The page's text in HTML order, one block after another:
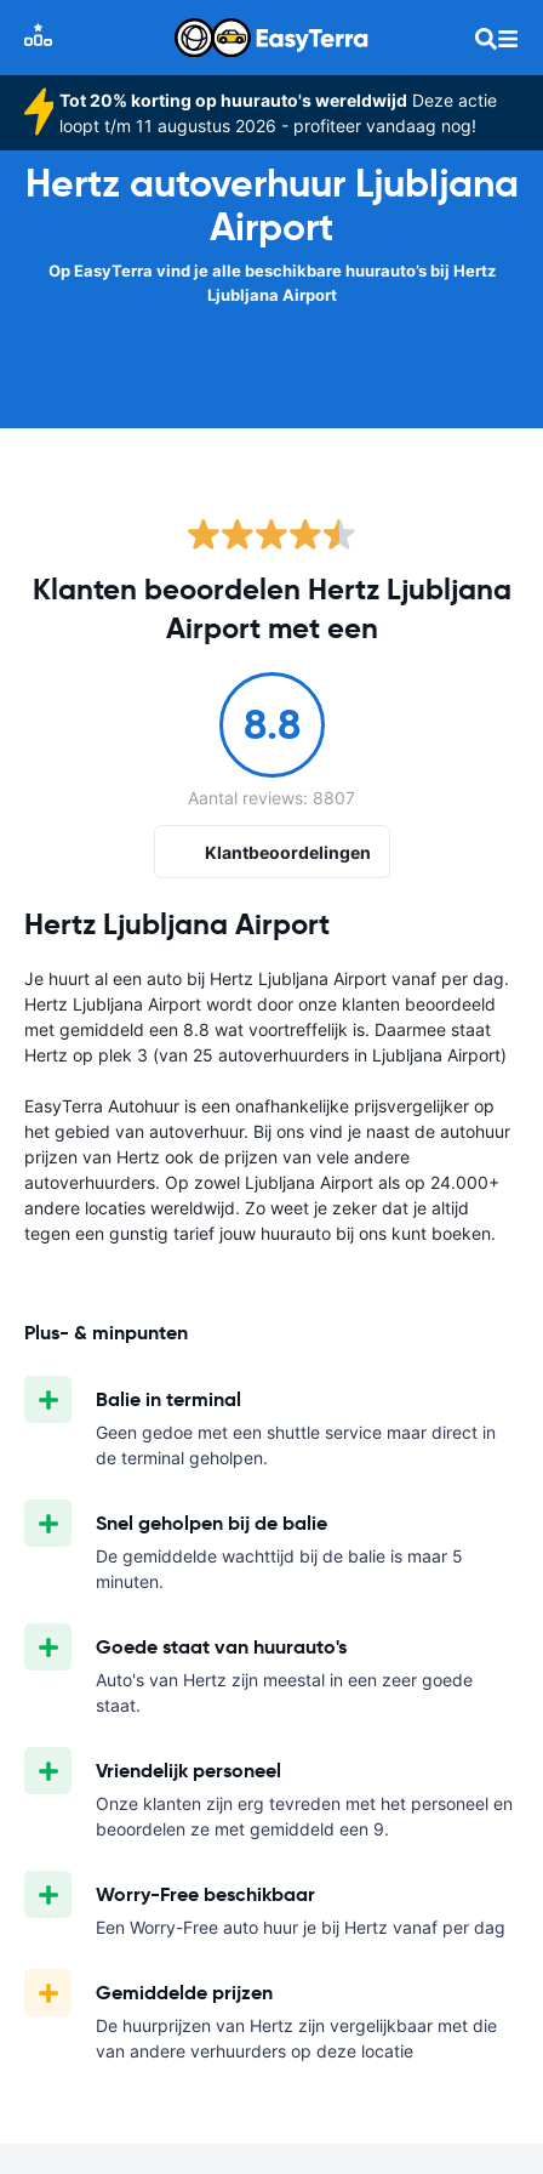
Tot 20% korting op huurauto's wereldwijd Deze actie
loopt t/m 11 augustus 2026 - profiteer vandaag nog!
Hertz autoverhuur Ljubljana
Airport
Op EasyTerra vind je alle beschikbare huurauto’s bij Hertz
Ljubljana Airport
Hertz Ljubljana Airport
Je huurt al een auto bij Hertz Ljubljana Airport vanaf per dag.
Hertz Ljubljana Airport wordt door onze klanten beoordeeld
met gemiddeld een 8.8 wat voortreffelijk is. Daarmee staat
Hertz op plek 3 (van 25 autoverhuurders in Ljubljana Airport)
EasyTerra Autohuur is een onafhankelijke prijsvergelijker op
het gebied van autoverhuur. Bij ons vind je naast de autohuur
prijzen van Hertz ook de prijzen van vele andere
autoverhuurders. Op zowel Ljubljana Airport als op 24.000+
andere locaties wereldwijd. Zo weet je zeker dat je altijd
tegen een gunstig tarief jouw huurauto bij ons kunt boeken.
Plus- & minpunten
Balie in terminal
Geen gedoe met een shuttle service maar direct in
de terminal geholpen.
Snel geholpen bij de balie
De gemiddelde wachttijd bij de balie is maar 5
minuten.
Goede staat van huurauto's
Auto's van Hertz zijn meestal in een zeer goede
staat.
Vriendelijk personeel
Onze klanten zijn erg tevreden met het personeel en
beoordelen ze met gemiddeld een 9.
Worry-Free beschikbaar
Een Worry-Free auto huur je bij Hertz vanaf per dag
Gemiddelde prijzen
De huurprijzen van Hertz zijn vergelijkbaar met die
van andere verhuurders op deze locatie
Klanten beoordelen Hertz Ljubljana
Airport met een
8.8
Aantal reviews: 8807
Klantbeoordelingen